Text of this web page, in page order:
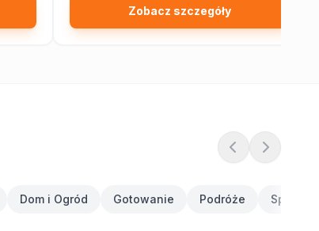
Zobacz szczegóły
Dom i Ogród Gotowanie Podróże Sport i